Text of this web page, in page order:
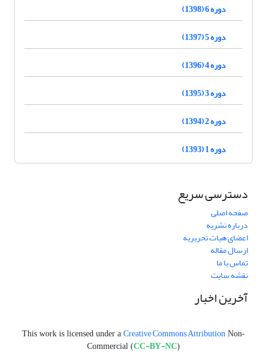
دوره 6 (1398)
دوره 5 (1397)
دوره 4 (1396)
دوره 3 (1395)
دوره 2 (1394)
دوره 1 (1393)
دسترسی سریع
صفحه اصلی
درباره نشریه
اعضای هیات تحریریه
ارسال مقاله
تماس با ما
نقشه سایت
آخرین اخبار
This work is licensed under a Creative Commons Attribution Non-
Commercial (CC-BY-NC)